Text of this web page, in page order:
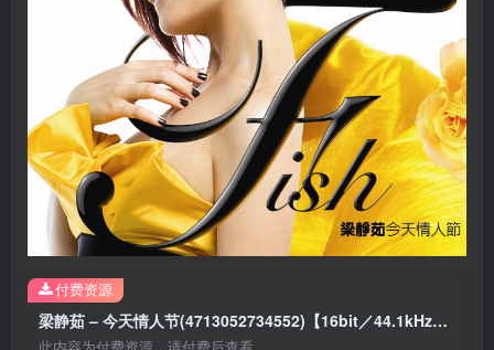
梁静茹 – 今天情人节(4713052734552)【16bit／44.1kHz】台湾区
付费资源